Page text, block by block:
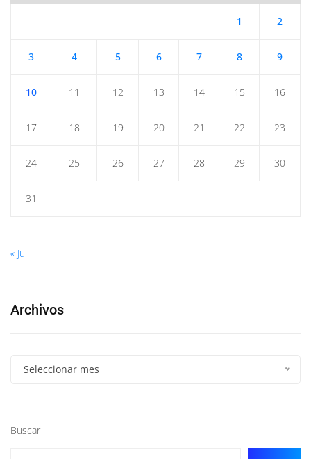
1 2
3 4 5 6 7 8 9
10 11 12 13 14 15 16
17 18 19 20 21 22 23
24 25 26 27 28 29 30
31
« Jul
Archivos
Seleccionar mes
Buscar